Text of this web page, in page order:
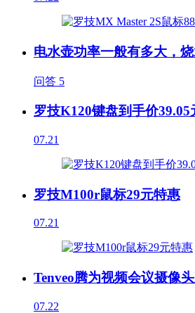
电水壶功率一般有多大，
问答 5
罗技K120键盘到手价39.05
07.21
罗技M100r鼠标29元特惠
07.21
Tenveo腾为视频会议摄像
07.22